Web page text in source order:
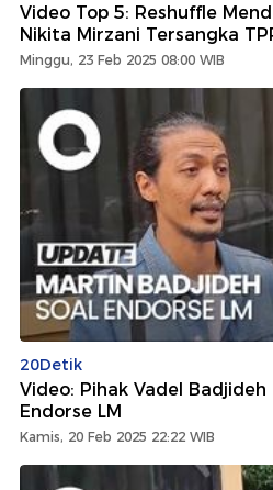
Video Top 5: Reshuffle
Nikita Mirzani Tersangka
Minggu, 23 Feb 2025 08:00 WIB
20Detik
Video: Pihak Vadel
Endorse LM
Kamis, 20 Feb 2025 22:22 WIB